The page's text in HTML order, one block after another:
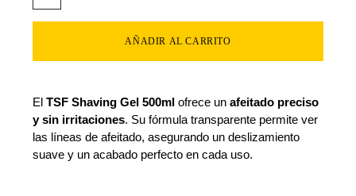
AÑADIR AL CARRITO
ElTSF Shaving Gel 500ml ofrece unafeitado preciso
y sin irritaciones. Su fórmula transparente permite ver
las líneas de afeitado, asegurando un deslizamiento
suave y un acabado perfecto en cada uso.